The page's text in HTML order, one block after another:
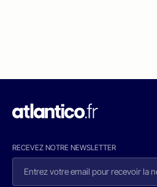
RECEVEZ NOTRE NEWSLETTER